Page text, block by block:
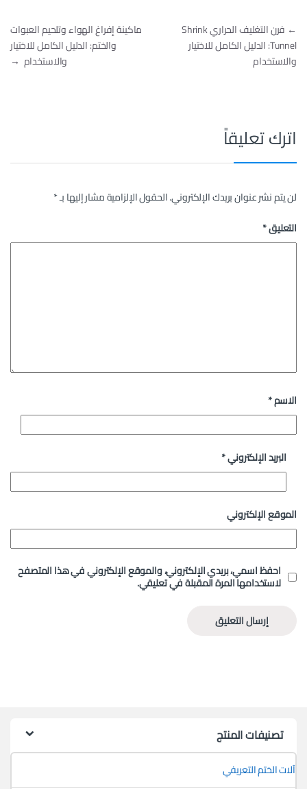
تصفّح المقالات
←
فرن التغليف الحراري Shrink
Tunnel: الدليل الكامل للاختيار
والاستخدام
ماكينة إفراغ الهواء وتلحيم العبوات
والختم: الدليل الكامل للاختيار
والاستخدام →
اترك تعليقاً
لن يتم نشر عنوان بريدك الإلكتروني.الحقول الإلزامية مشار إليها بـ*
التعليق*
الاسم*
البريد الإلكتروني*
الموقع الإلكتروني
احفظ اسمي، بريدي الإلكتروني، والموقع الإلكتروني في هذا المتصفح
لاستخدامها المرة المقبلة في تعليقي.
تصنيفات المنتج
آلات الختم التعريفي